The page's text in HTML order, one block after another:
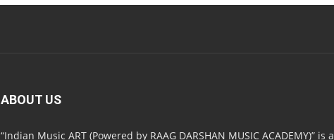
ABOUT US
“Indian Music ART (Powered by RAAG DARSHAN MUSIC ACADEMY)” is a